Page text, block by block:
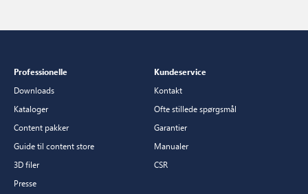
Professionelle
Downloads
Kataloger
Content pakker
Guide til content store
3D filer
Presse
Kundeservice
Kontakt
Ofte stillede spørgsmål
Garantier
Manualer
CSR